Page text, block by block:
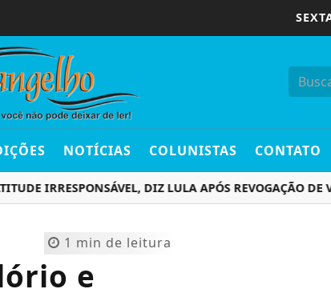
NOTÍCIAS COLUNISTAS CONTATO
IRRESPONSÁVEL, DIZ LULA APÓS REVOGAÇÃO DE
1 min de leitura
e